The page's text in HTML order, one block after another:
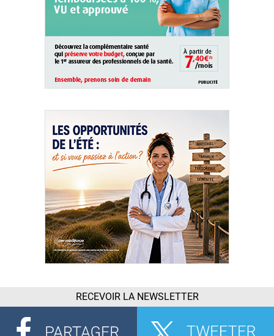
RECEVOIR LA NEWSLETTER